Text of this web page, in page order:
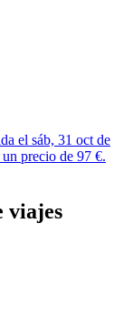
el sáb, 31 oct de
precio de 97 €.
viajes